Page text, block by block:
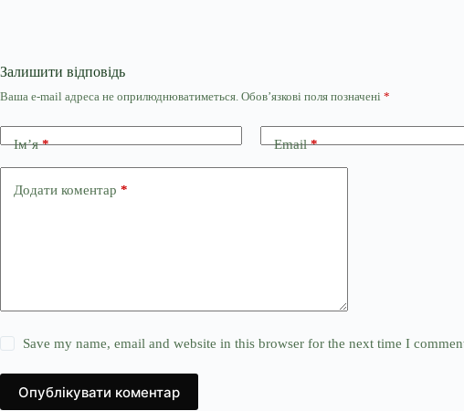
Залишити відповідь
Ваша e-mail адреса не оприлюднюватиметься. Обов’язкові поля позначені *
Ім’я* Email*
Додати коментар *
Save my name, email and website in this browser for the next time I
Опублікувати коментар